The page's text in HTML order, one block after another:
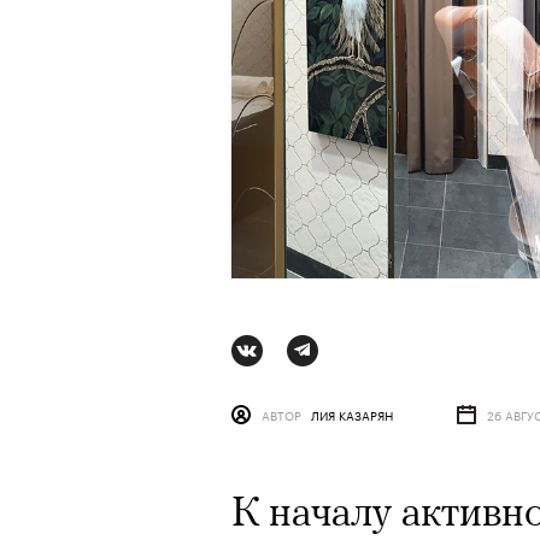
АВТОР ЛИЯ КАЗАРЯН 26
К началу